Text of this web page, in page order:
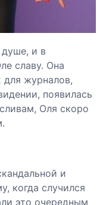
и в
славу. Она
для журналов,
появилась
Оля скоро
и
когда случился
это очередным